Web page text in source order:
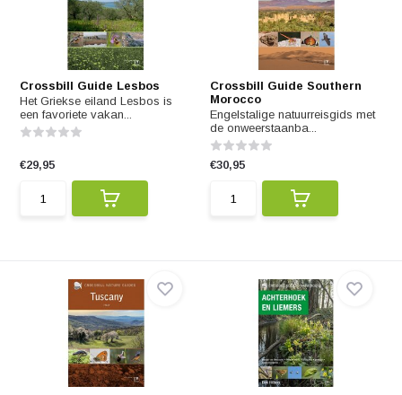
Crossbill Guide Lesbos
Het Griekse eiland Lesbos is
een favoriete vakan...
€29,95
Crossbill Guide Southern
Morocco
Engelstalige natuurreisgids met
de onweerstaanba...
€30,95